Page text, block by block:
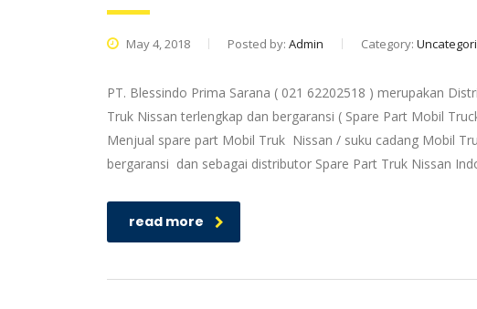
May 4, 2018 Posted by: Admin Category:
PT. Blessindo Prima Sarana ( 021 62202518 ) merupakan
Truk Nissan terlengkap dan bergaransi ( Spare Part Mobil
Menjual spare part Mobil Truk Nissan / suku cadang Mobil
bergaransi dan sebagai distributor Spare Part Truk Nissan
read more